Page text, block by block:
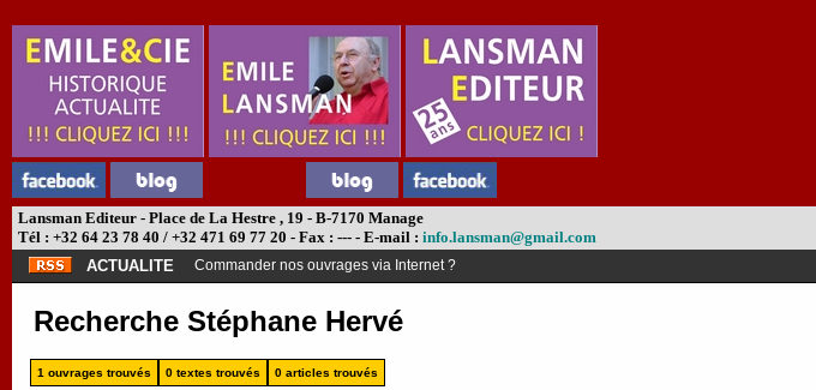
Lansman Editeur - Place de La Hestre , 19 - B-7170 Manage
Tél : +32 64 23 78 40 / +32 471 69 77 20 - Fax : --- - E-mail : info.lansman@gmail.com
ACTUALITE Commander nos ouvrages via Internet ?
Recherche Stéphane Hervé
1 ouvrages trouvés 0 textes trouvés 0 articles trouvés